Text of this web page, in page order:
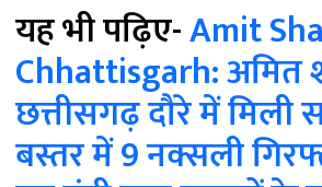
यह भी पढ़िए-Amit
Chhattisgarh: अमित
छत्तीसगढ़ दौरे में
बस्तर में 9 नक्सली